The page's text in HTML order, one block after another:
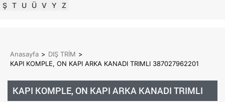
Ş T U Ü V Y Z
Anasayfa > DIŞ TRİM >
KAPI KOMPLE, ON KAPI ARKA KANADI TRIMLI 387027962201
KAPI KOMPLE, ON KAPI ARKA KANADI TRIMLI